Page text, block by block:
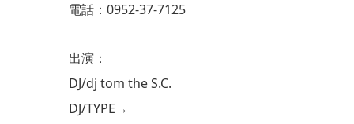
電話：0952-37-7125
出演：
DJ/dj tom the S.C.
DJ/TYPE→